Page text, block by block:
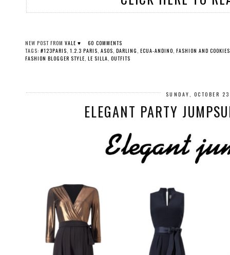
NEW POST FROM VALE ♥
60 COMMENTS
TAGS: #123PARIS, 1.2.3 PARIS, ASOS, DARLING , ECUA-ANDINO, FASHION AND COOKIES
FASHION BLOGGER STYLE, LE SILLA, OUTFITS
SUNDAY, OCTOBER
ELEGANT PARTY